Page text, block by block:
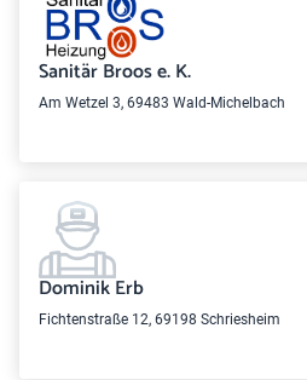
Sanitär Broos e. K.
Am Wetzel 3, 69483 Wald-Michelbach
Dominik Erb
Fichtenstraße 12, 69198 Schriesheim